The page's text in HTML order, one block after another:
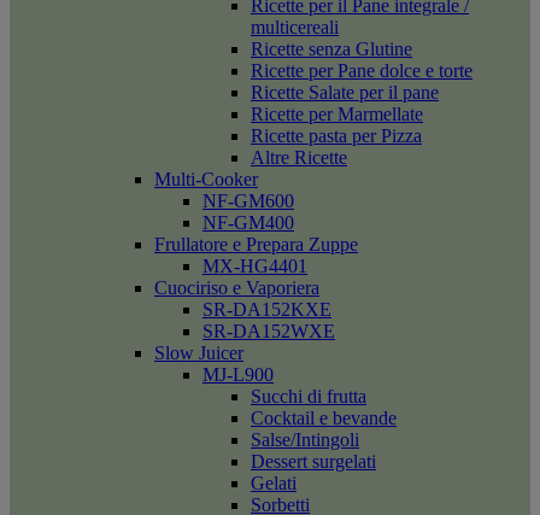
Ricette per il Pane integrale /
multicereali
Ricette senza Glutine
Ricette per Pane dolce e torte
Ricette Salate per il pane
Ricette per Marmellate
Ricette pasta per Pizza
Altre Ricette
Multi-Cooker
NF-GM600
NF-GM400
Frullatore e Prepara Zuppe
MX-HG4401
Cuociriso e Vaporiera
SR-DA152KXE
SR-DA152WXE
Slow Juicer
MJ-L900
Succhi di frutta
Cocktail e bevande
Salse/Intingoli
Dessert surgelati
Gelati
Sorbetti